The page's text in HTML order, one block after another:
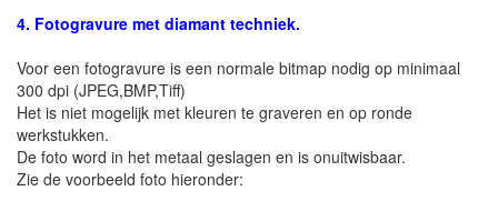
4. Fotogravure met diamant techniek.
Voor een fotogravure is een normale bitmap nodig op minimaal
300 dpi (JPEG,BMP,Tiff)
Het is niet mogelijk met kleuren te graveren en op ronde
werkstukken.
De foto word in het metaal geslagen en is onuitwisbaar.
Zie de voorbeeld foto hieronder: